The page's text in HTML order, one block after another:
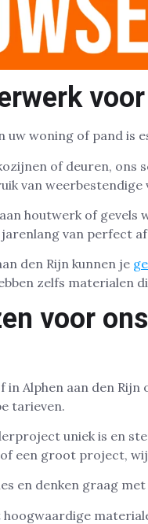
uw woning of pand is
of deuren,
van
houtwerk of
jarenlang van perfect
den Rijn kunnen je
zelfs materialen
voor
Alphen aan den
tarieven.
uniek is en
of een groot project,
en denken graag